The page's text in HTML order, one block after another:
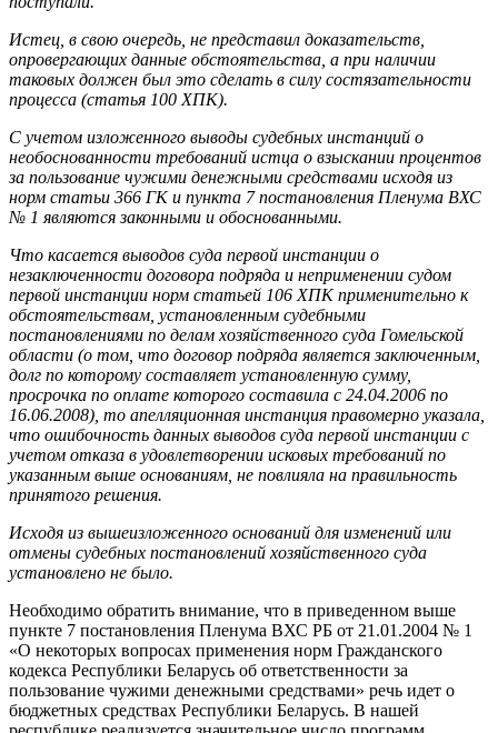
Истец, в свою очередь, не представил доказательств,
опровергающих данные обстоятельства, а при наличии
таковых должен был это сделать в силу состязательности
процесса (статья 100 ХПК).
С учетом изложенного выводы судебных инстанций о
необоснованности требований истца о взыскании процентов
за пользование чужими денежными средствами исходя из
норм статьи 366 ГК и пункта 7 постановления Пленума ВХС
№ 1 являются законными и обоснованными.
Что касается выводов суда первой инстанции о
незаключенности договора подряда и неприменении судом
первой инстанции норм статьей 106 ХПК применительно к
обстоятельствам, установленным судебными
постановлениями по делам хозяйственного суда Гомельской
области (о том, что договор подряда является заключенным,
долг по которому составляет установленную сумму,
просрочка по оплате которого составила с 24.04.2006 по
16.06.2008), то апелляционная инстанция правомерно указала,
что ошибочность данных выводов суда первой инстанции с
учетом отказа в удовлетворении исковых требований по
указанным выше основаниям, не повлияла на правильность
принятого решения.
Исходя из вышеизложенного оснований для изменений или
отмены судебных постановлений хозяйственного суда
установлено не было.
Необходимо обратить внимание, что в приведенном выше
пункте 7 постановления Пленума ВХС РБ от 21.01.2004 № 1
«О некоторых вопросах применения норм Гражданского
кодекса Республики Беларусь об ответственности за
пользование чужими денежными средствами» речь идет о
бюджетных средствах Республики Беларусь. В нашей